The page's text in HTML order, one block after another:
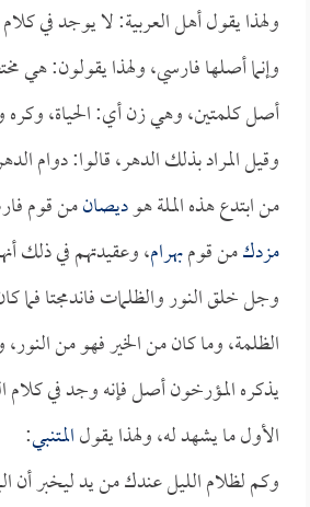
ولهذا يقول أهل العربية: لا يوجد في
وإنما أصلها فارسي، ولهذا يقولون: هي
أصل كلمتين، وهي زن أي: الحياة، وكره
وقيل المراد بذلك الدهر، قالوا: دوام
من ابتدع هذه الملة هوديصانمن قوم
مزدكمن قومبهرام، وعقيدتهم في ذلك
وجل خلق النور والظلمات فاندمجتا فما
الظلمة، وما كان من الخير فهو من النور،
يذكره المؤرخون أصل فإنه وجد في
الأول ما يشهد له، ولهذا يقولالمتنبي:
وكم لظلام الليل عندك من يد ليخبر أن